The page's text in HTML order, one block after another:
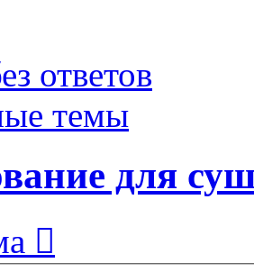
ответов
темы
для